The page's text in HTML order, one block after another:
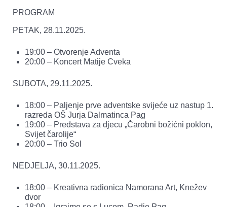
PROGRAM
PETAK, 28.11.2025.
19:00 – Otvorenje Adventa
20:00 – Koncert Matije Cveka
SUBOTA, 29.11.2025.
18:00 – Paljenje prve adventske svijeće uz nastup 1.
razreda OŠ Jurja Dalmatinca Pag
19:00 – Predstava za djecu „Čarobni božićni poklon,
Svijet čarolije“
20:00 – Trio Sol
NEDJELJA, 30.11.2025.
18:00 – Kreativna radionica Namorana Art, Knežev
dvor